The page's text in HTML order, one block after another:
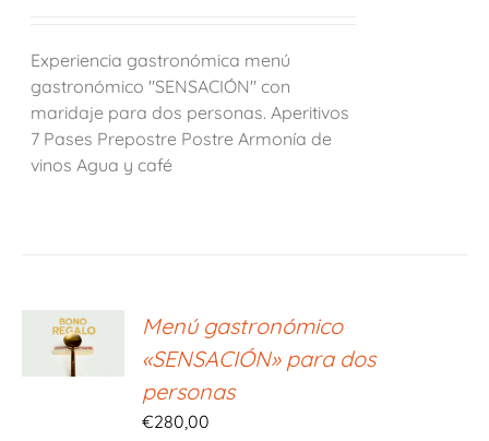
Experiencia gastronómica menú
gastronómico "SENSACIÓN" con
maridaje para dos personas. Aperitivos
7 Pases Prepostre Postre Armonía de
vinos Agua y café
Menú gastronómico
«SENSACIÓN» para dos
personas
€280,00